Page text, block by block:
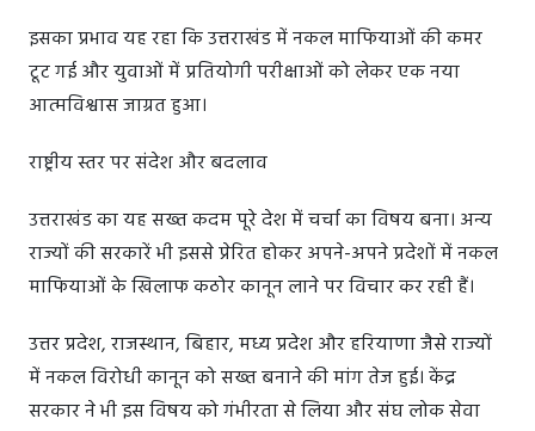
इसका प्रभाव यह रहा कि उत्तराखंड में नकल माफियाओं की कमर
टूट गई और युवाओं में प्रतियोगी परीक्षाओं को लेकर एक नया
आत्मविश्वास जाग्रत हुआ।
राष्ट्रीय स्तर पर संदेश और बदलाव
उत्तराखंड का यह सख्त कदम पूरे देश में चर्चा का विषय बना। अन्य
राज्यों की सरकारें भी इससे प्रेरित होकर अपने-अपने प्रदेशों में नकल
माफियाओं के खिलाफ कठोर कानून लाने पर विचार कर रही हैं।
उत्तर प्रदेश, राजस्थान, बिहार, मध्य प्रदेश और हरियाणा जैसे राज्यों
में नकल विरोधी कानून को सख्त बनाने की मांग तेज हुई। केंद्र
सरकार ने भी इस विषय को गंभीरता से लिया और संघ लोक सेवा